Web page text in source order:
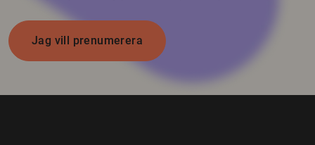
Jag vill prenumerera